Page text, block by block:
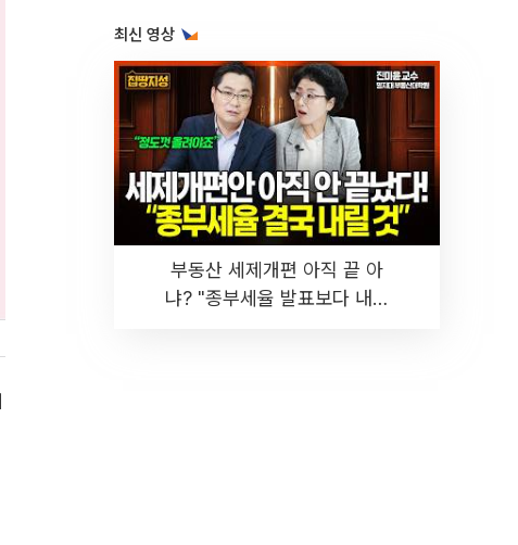
최신 영상
부동산 세제개편 아직 끝 아
냐? "종부세율 발표보다 내릴